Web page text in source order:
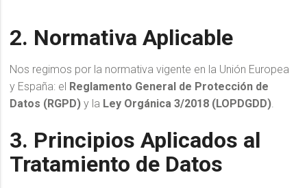
2. Normativa Aplicable
Nos regimos por la normativa vigente en la Unión Europea
y España: el Reglamento General de Protección de
Datos (RGPD) y la Ley Orgánica 3/2018 (LOPDGDD).
3. Principios Aplicados al
Tratamiento de Datos